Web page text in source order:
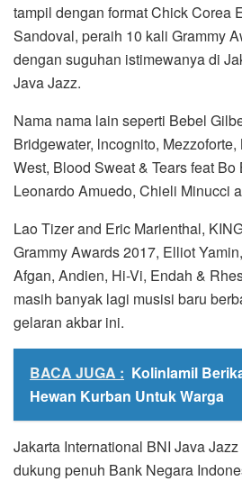
tampil dengan format Chick Corea
Sandoval, peraih 10 kali Grammy
dengan suguhan istimewanya di
Java Jazz.
Nama nama lain seperti Bebel
Bridgewater, lncognito,
West, Blood Sweat & Tears feat
Leonardo Amuedo, Chieli Minucci
Lao Tizer and Eric Marienthal,
Grammy Awards 2017, Elliot
Afgan, Andien, Hi-Vi, Endah &
masih banyak lagi musisi baru
gelaran akbar ini.
BACA JUGA : Kolinlamil
Hewan Kurban Untuk Warga
Jakarta International BNI Java
dukung penuh Bank Negara